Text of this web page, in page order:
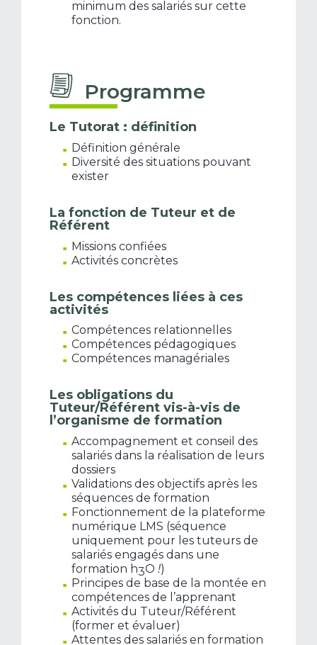
minimum des salariés sur cette
fonction.
Programme
Le Tutorat : définition
Définition générale
Diversité des situations pouvant
exister
La fonction de Tuteur et de
Référent
Missions confiées
Activités concrètes
Les compétences liées à ces
activités
Compétences relationnelles
Compétences pédagogiques
Compétences managériales
Les obligations du
Tuteur/Référent vis-à-vis de
l’organisme de formation
Accompagnement et conseil des
salariés dans la réalisation de leurs
dossiers
Validations des objectifs après les
séquences de formation
Fonctionnement de la plateforme
numérique LMS (séquence
uniquement pour les tuteurs de
salariés engagés dans une
formation h3O !)
Principes de base de la montée en
compétences de l’apprenant
Activités du Tuteur/Référent
(former et évaluer)
Attentes des salariés en formation